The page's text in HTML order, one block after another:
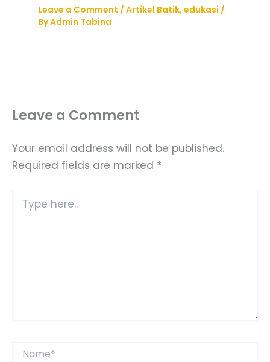
Leave a Comment / Artikel Batik, edukasi /
ByAdmin Tabina
Leave a Comment
Your email address will not be published.
Required fields are marked *
here..